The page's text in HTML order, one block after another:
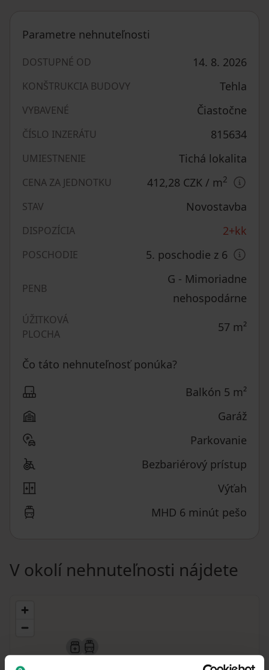
Parametre nehnuteľnosti
DOSTUPNÉ OD 14. 8. 2026
KONŠTRUKCIA BUDOVY Tehla
VYBAVENÉ Čiastočne
ČÍSLO INZERÁTU 815634
UMIESTNENIE Tichá lokalita
CENA ZA JEDNOTKU 412,28 CZK / m2
STAV Novostavba
DISPOZÍCIA 2+kk
POSCHODIE 5. poschodie z 6
PENB
G - Mimoriadne
nehospodárne
ÚŽITKOVÁ
PLOCHA
57 m²
Čo táto nehnuteľnosť ponúka?
Balkón 5 m²
Garáž
Parkovanie
Bezbariérový prístup
Výťah
MHD 6 minút pešo
V okolí nehnuteľnosti nájdete